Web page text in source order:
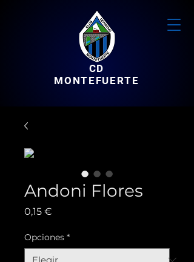
CD
MONTEFUERTE
Andoni Flores
0,15 €
Opciones *